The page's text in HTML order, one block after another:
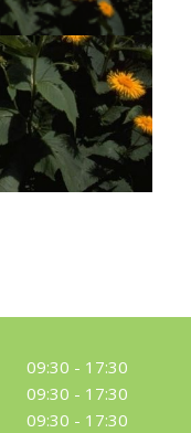
09:30 - 17:30
09:30 - 17:30
09:30 - 17:30